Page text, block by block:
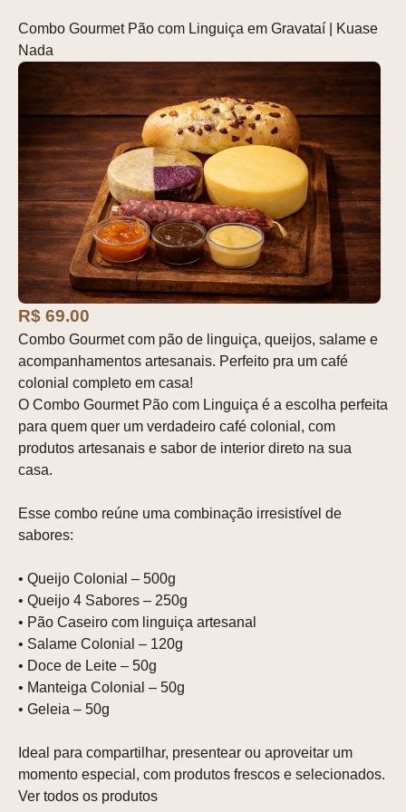
Combo Gourmet Pão com Linguiça em Gravataí | Kuase
Nada
R$ 69.00
Combo Gourmet com pão de linguiça, queijos, salame e
acompanhamentos artesanais. Perfeito pra um café
colonial completo em casa!
O Combo Gourmet Pão com Linguiça é a escolha perfeita
para quem quer um verdadeiro café colonial, com
produtos artesanais e sabor de interior direto na sua
casa.
Esse combo reúne uma combinação irresistível de
sabores:
• Queijo Colonial – 500g
• Queijo 4 Sabores – 250g
• Pão Caseiro com linguiça artesanal
• Salame Colonial – 120g
• Doce de Leite – 50g
• Manteiga Colonial – 50g
• Geleia – 50g
Ideal para compartilhar, presentear ou aproveitar um
momento especial, com produtos frescos e selecionados.
Ver todos os produtos